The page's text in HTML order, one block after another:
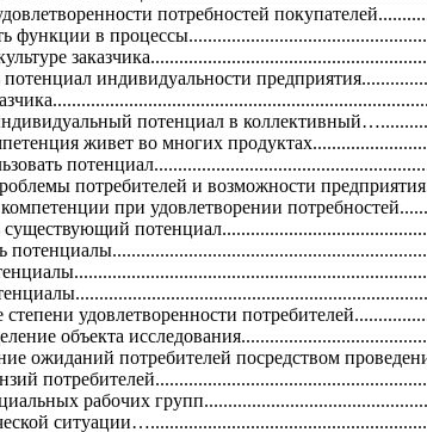
потребностей
функции в
потенциал индивидуальности
потенциал в
живет во многих
потребителей и возможности
компетенции при удовлетворении
существующий
удовлетворенности
объекта
ожиданий потребителей посредством
рабочих